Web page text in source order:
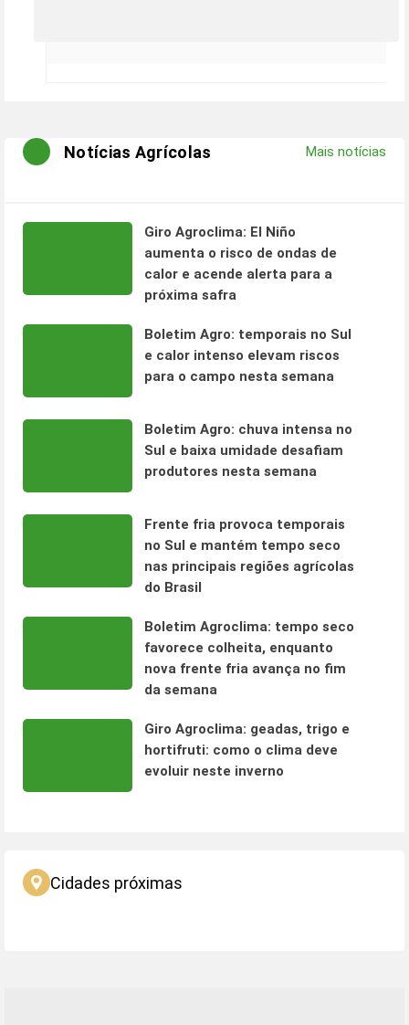
Notícias Agrícolas Mais notícias
Giro Agroclima: El Niño
aumenta o risco de ondas de
calor e acende alerta para a
próxima safra
Boletim Agro: temporais no Sul
e calor intenso elevam riscos
para o campo nesta semana
Boletim Agro: chuva intensa no
Sul e baixa umidade desafiam
produtores nesta semana
Frente fria provoca temporais
no Sul e mantém tempo seco
nas principais regiões agrícolas
do Brasil
Boletim Agroclima: tempo seco
favorece colheita, enquanto
nova frente fria avança no fim
da semana
Giro Agroclima: geadas, trigo e
hortifruti: como o clima deve
evoluir neste inverno
Cidades próximas